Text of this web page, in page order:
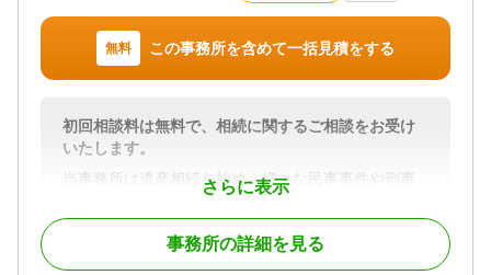
も可能
横浜支店（横浜駅西口徒歩約5分）のほか、新宿本
構えています。
お電話・メール・専用フォームでお問い合わせくだ
さい。お近くの拠点への直接相談、または電話・オ
ンラインでのご相談もご利用いただけます。朝7時か
ら夜22時まで、土日祝日も受付しております。
無料 この事務所を含めて一括見積をする
さらに表示
初回相談料は無料で、相続に関するご相談をお受け
いたします。
当事務所は遺産相続を始め、様々な民事事件や刑事
事件を総合的に取り扱っている法律事務所です。特
に遺産相続事件には注力をしており、これまでにた
くさんのご依頼を頂きました実績もございます。相
続問題でご相談をいただく内容は以下のものが多い
事務所の詳細を見る